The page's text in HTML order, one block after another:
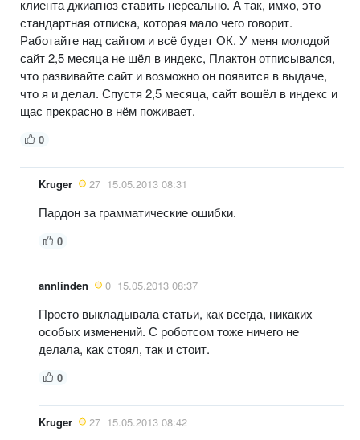
клиента джиагноз ставить нереально. А так, имхо, это
стандартная отписка, которая мало чего говорит.
Работайте над сайтом и всё будет ОК. У меня молодой
сайт 2,5 месяца не шёл в индекс, Плактон отписывался,
что развивайте сайт и возможно он появится в выдаче,
что я и делал. Спустя 2,5 месяца, сайт вошёл в индекс и
щас прекрасно в нём поживает.
0
Kruger 27 15.05.2013 08:31
Пардон за грамматические ошибки.
0
annlinden 0 15.05.2013 08:37
Просто выкладывала статьи, как всегда, никаких
особых изменений. С роботсом тоже ничего не
делала, как стоял, так и стоит.
0
Kruger 27 15.05.2013 08:42